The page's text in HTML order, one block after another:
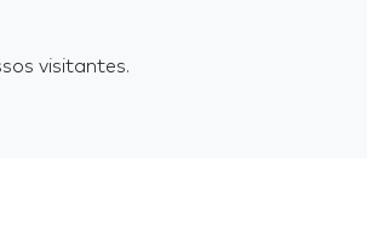
visitantes.